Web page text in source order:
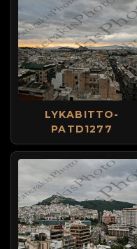
LYKABITTO-
PATD1277